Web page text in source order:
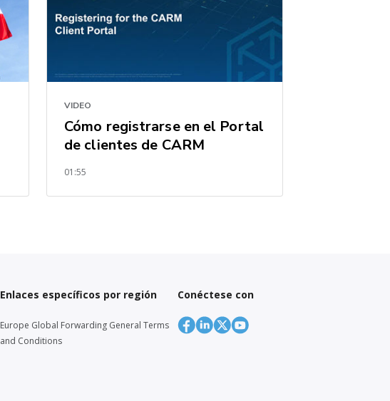
VIDEO
Cómo registrarse en el Portal
de clientes de CARM
01:55
Enlaces específicos por región
Europe Global Forwarding General Terms
and Conditions
Conéctese con